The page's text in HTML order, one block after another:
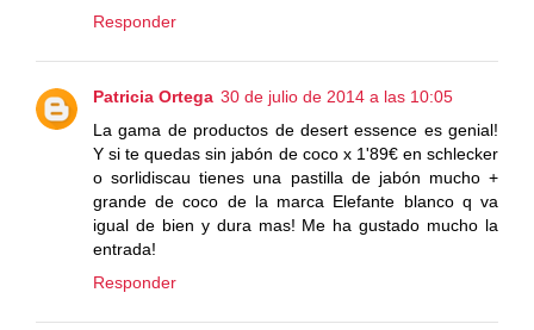
Responder
Patricia Ortega 30 de julio de 2014 a las 10:05
La gama de productos de desert essence es genial!
Y si te quedas sin jabón de coco x 1'89€ en schlecker
o sorlidiscau tienes una pastilla de jabón mucho +
grande de coco de la marca Elefante blanco q va
igual de bien y dura mas! Me ha gustado mucho la
entrada!
Responder